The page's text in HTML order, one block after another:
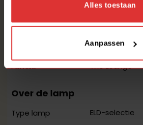
Alles toestaan
Aanpassen
EAN
8721042931276
Blij Design
Familie
The Lounge
Over de lamp
Type lamp
ELD-selectie